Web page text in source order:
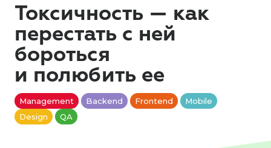
Токсичность — как
перестать с ней
бороться
и полюбить ее
Management Backend Frontend
Mobile
Design
QA